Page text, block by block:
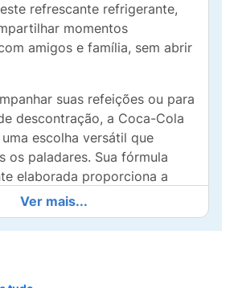
refrescante refrigerante,
momentos
amigos e família, sem abrir
suas refeições ou para
descontração, a Coca-Cola
escolha versátil que
os paladares. Sua fórmula
elaborada proporciona a
de sabor da Coca-Cola
uma deliciosa
Ver mais...